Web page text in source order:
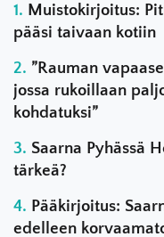
Muistokirjoitus:
pääsi taivaan kotiin
”Rauman
jossa rukoillaan
kohdatuksi”
Saarna Pyhässä
tärkeä?
Pääkirjoitus:
edelleen